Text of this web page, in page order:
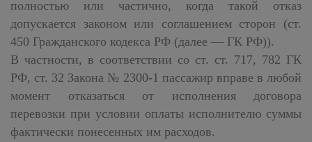
полностью или частично, когда такой отказ
допускается законом или соглашением сторон (ст.
450 Гражданского кодекса РФ (далее — ГК РФ)).
В частности, в соответствии со ст. ст. 717, 782 ГК
РФ, ст. 32 Закона № 2300-1 пассажир вправе в любой
момент отказаться от исполнения договора
перевозки при условии оплаты исполнителю суммы
фактически понесенных им расходов.